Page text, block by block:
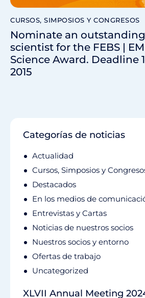
CURSOS, SIMPOSIOS Y CONGRESOS
Nominate an
scientist for the FEBS |
Science Award. Deadline
2015
Categorías de noticias
Actualidad
Cursos, Simposios y
Destacados
En los medios de
Entrevistas y Cartas
Noticias de nuestros socios
Nuestros socios y entorno
Ofertas de trabajo
Uncategorized
XLVII Annual Meeting